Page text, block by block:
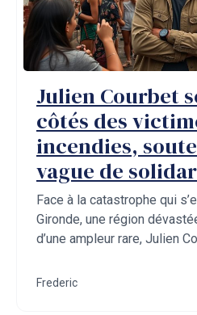
Julien Courbet
côtés des
incendies,
vague de
Face à la catastrophe qui
Gironde, une région
d’une ampleur rare, Julien
Frederic